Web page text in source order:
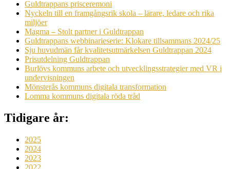
Guldtrappans prisceremoni
Nyckeln till en framgångsrik skola – lärare, ledare och rika
miljöer
Magma – Stolt partner i Guldtrappan
Guldtrappans webbinarieserie: Klokare tillsammans 2024/25
Sju huvudmän får kvalitetsutmärkelsen Guldtrappan 2024
Prisutdelning Guldtrappan
Burlövs kommuns arbete och utvecklingsstrategier med VR i
undervisningen
Mönsterås kommuns digitala transformation
Lomma kommuns digitala röda tråd
Tidigare år:
2025
2024
2023
2022